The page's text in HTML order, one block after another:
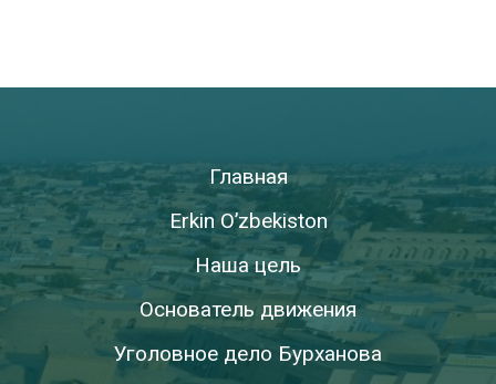
Главная
Erkin O’zbekiston
Наша цель
Основатель движения
Уголовное дело Бурханова